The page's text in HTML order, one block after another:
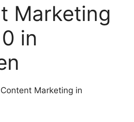
Marketing
in
Marketing in